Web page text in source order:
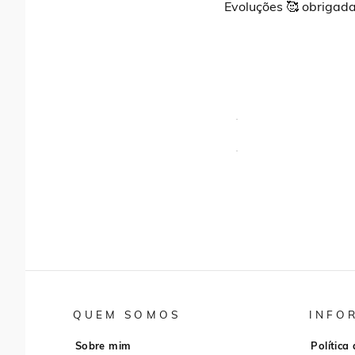
Evoluções 🥰
QUEM SOMOS
Sobre mim Política